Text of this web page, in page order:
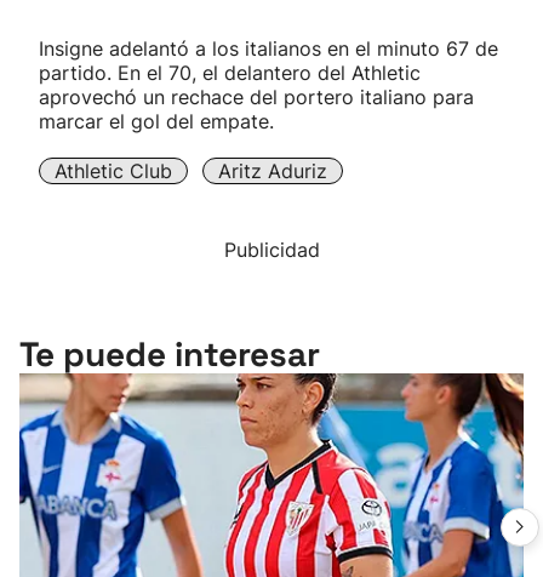
Más deportes
Insigne adelantó a los italianos en el minuto 67 de
partido. En el 70, el delantero del Athletic
aprovechó un rechace del portero italiano para
marcar el gol del empate.
Athletic Club Aritz Aduriz
Publicidad
Te puede interesar